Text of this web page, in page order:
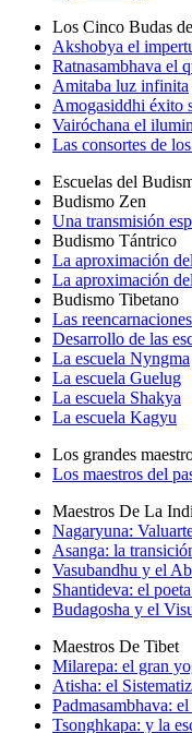
Los Cinco Budas
Akshobya el
Ratnasambhava el
Amitaba luz infinita
Amogasiddhi éxito
Vairóchana el
Las consortes de
Escuelas del
Budismo Zen
Una transmisión
Budismo Tántrico
La aproximación
La aproximación
Budismo Tibetano
Las
Desarrollo de las
La escuela Nyngma
La escuela Guelug
La escuela Shakya
La escuela Kagyu
Los grandes
Los maestros del
Maestros De La
Nagaryuna:
Asanga: la
Vasubandhu y el
Shantideva: el
Budagosha y el
Maestros De Tibet
Milarepa: el gran
Atisha: el
Padmasambhava:
Tsonghkapa: y la